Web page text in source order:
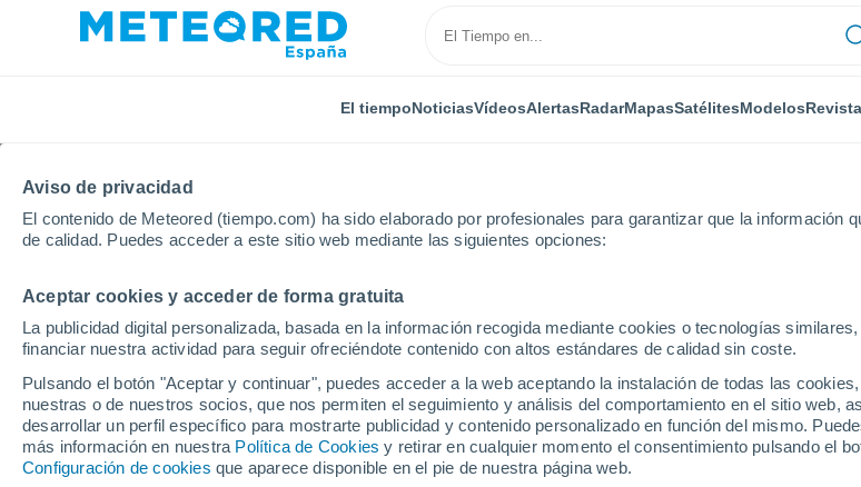
Aviso de privacidad
El contenido de Meteored (tiempo.com) ha sido elaborado por profesionales para garantizar que la información
de calidad. Puedes acceder a este sitio web mediante las siguientes opciones:
Aceptar cookies y acceder de forma gratuita
La publicidad digital personalizada, basada en la información recogida mediante cookies o tecnologías
financiar nuestra actividad para seguir ofreciéndote contenido con altos estándares de calidad sin coste.
Pulsando el botón "Aceptar y continuar", puedes acceder a la web aceptando la instalación de todas las
nuestras o de nuestros socios, que nos permiten el seguimiento y análisis del comportamiento en el sitio web,
desarrollar un perfil específico para mostrarte publicidad y contenido personalizado en función del mismo.
más información en nuestra Política de Cookies y retirar en cualquier momento el consentimiento pulsando el
Configuración de cookies que aparece disponible en el pie de nuestra página web.
El tiempoNoticiasVídeosAlertasRadarMapasSatélitesModelosRevista
Inicio Sobre nosotros Equipo George Pacey
George Pacey
Investigador meteorológico - 2 artículos
George Pacey se graduó en Meteorología y Climatología por la Universidad de Readingantes
estadísticos de predicción meteorológica y climática. Después regresó al Reino Unido para